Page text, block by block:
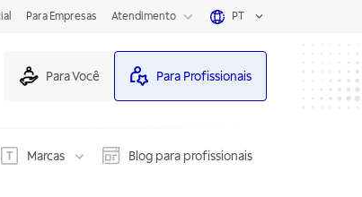
Para Empresas Atendimento PT
Para Você Para Profissionais
Marcas Blog para profissionais